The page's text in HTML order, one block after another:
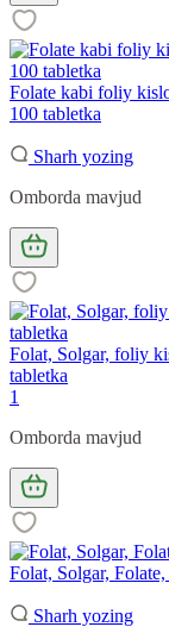
Folate kabi foliy
100 tabletka
Sharh yozing
Omborda mavjud
Folat, Solgar, foliy
tabletka
1
Omborda mavjud
Folat, Solgar,
Sharh yozing